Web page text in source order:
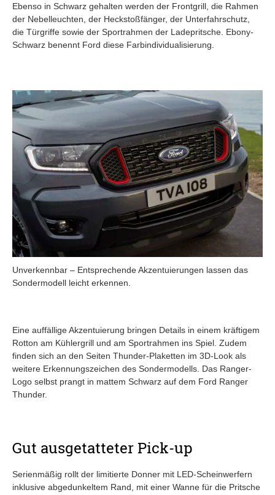
Ebenso in Schwarz gehalten werden der Frontgrill, die Rahmen
der Nebelleuchten, der Heckstoßfänger, der Unterfahrschutz,
die Türgriffe sowie der Sportrahmen der Ladepritsche. Ebony-
Schwarz benennt Ford diese Farbindividualisierung.
Unverkennbar – Entsprechende Akzentuierungen lassen das
Sondermodell leicht erkennen.
Eine auffällige Akzentuierung bringen Details in einem kräftigem
Rotton am Kühlergrill und am Sportrahmen ins Spiel. Zudem
finden sich an den Seiten Thunder-Plaketten im 3D-Look als
weitere Erkennungszeichen des Sondermodells. Das Ranger-
Logo selbst prangt in mattem Schwarz auf dem Ford Ranger
Thunder.
Gut ausgetatteter Pick-up
Serienmäßig rollt der limitierte Donner mit LED-Scheinwerfern
inklusive abgedunkeltem Rand, mit einer Wanne für die Pritsche